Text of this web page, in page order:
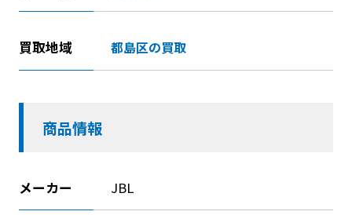
買取地域 都島区の買取
商品情報
メーカー JBL